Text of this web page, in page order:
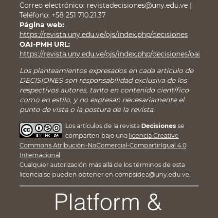
Correo electrónico: revistadecisiones@uny.edu.ve |
Teléfono: +58 251 710.21.37
Página web:
https://revista.uny.edu.ve/ojs/index.php/decisiones
OAI-PMH URL:
https://revista.uny.edu.ve/ojs/index.php/decisiones/oai
Los planteamientos expresados en cada artículo de
DECISIONES son responsabilidad exclusiva de los
respectivos autores, tanto en contenido científico
como en estilo, y no expresan necesariamente el
punto de vista o la postura de la revista.
Los artículos de la revista Decisiones se
comparten bajo una licencia Creative
Commons Atribución-NoComercial-CompartirIgual 4.0
Internacional.
Cualquier autorización más allá de los términos de esta
licencia se pueden obtener en compsidea@uny.edu.ve.